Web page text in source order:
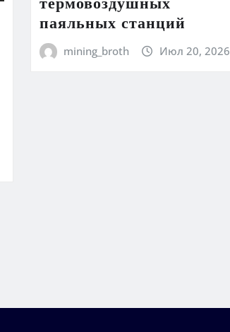
паяльных станций
mining_broth Июл 20, 2026